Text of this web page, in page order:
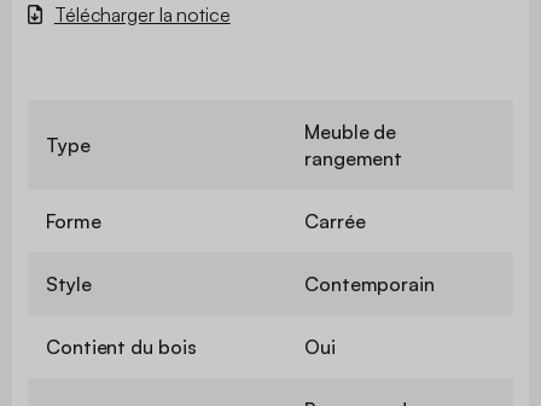
Télécharger la notice
Type
Meuble de
rangement
Forme Carrée
Style Contemporain
Contient du bois Oui